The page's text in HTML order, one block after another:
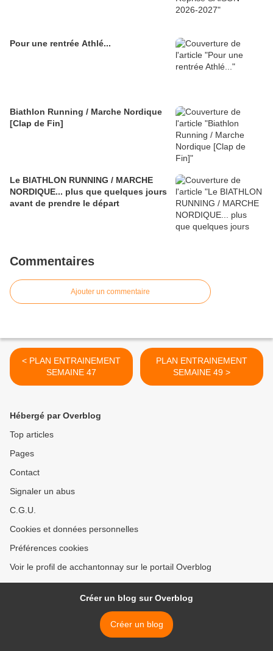
Pour une rentrée Athlé...
Biathlon Running / Marche Nordique
[Clap de Fin]
Le BIATHLON RUNNING / MARCHE
NORDIQUE... plus que quelques jours
avant de prendre le départ
Commentaires
Ajouter un commentaire
< PLAN ENTRAINEMENT
SEMAINE 47
PLAN ENTRAINEMENT
SEMAINE 49 >
Hébergé par Overblog
Top articles
Pages
Contact
Signaler un abus
C.G.U.
Cookies et données personnelles
Préférences cookies
Voir le profil de acchantonnay sur le portail Overblog
Créer un blog sur Overblog
Créer un blog